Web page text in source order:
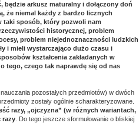
będzie arkusz maturalny i dołączony doń
że niemal każdy z bardzo licznych
sposób, który pozwoli nam
historycznej, problem
problem niejednoznaczności ludzkich
i mieli wystarczająco dużo czasu i
kształcenia zakładanych w
tego, czego tak naprawdę się od nas
pozostałych przedmiotów) w dwóch
zostały ogólnie scharakteryzowane.
razy, „ojczyzna” (w różnych wariantach,
razy . Do tego jeszcze sformułowanie o bliskiej